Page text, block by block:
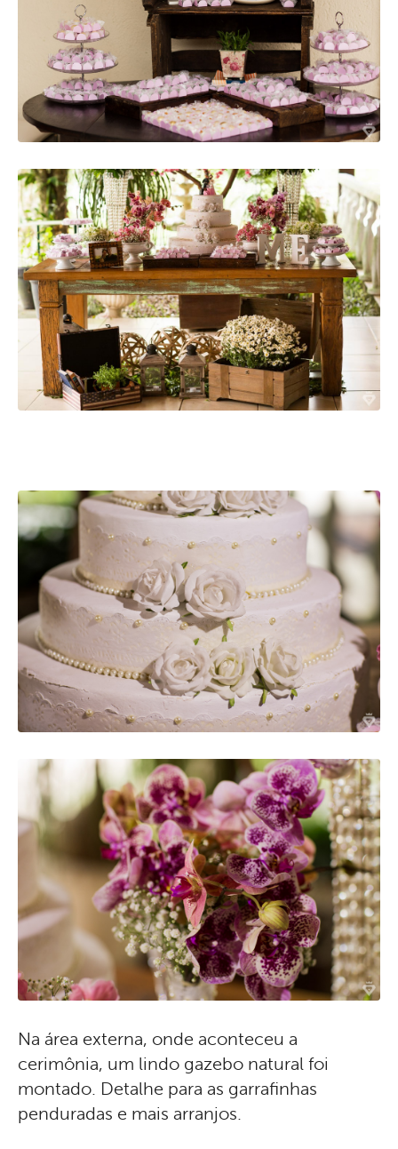
Na área externa, onde aconteceu a
cerimônia, um lindo gazebo natural foi
montado. Detalhe para as garrafinhas
penduradas e mais arranjos.